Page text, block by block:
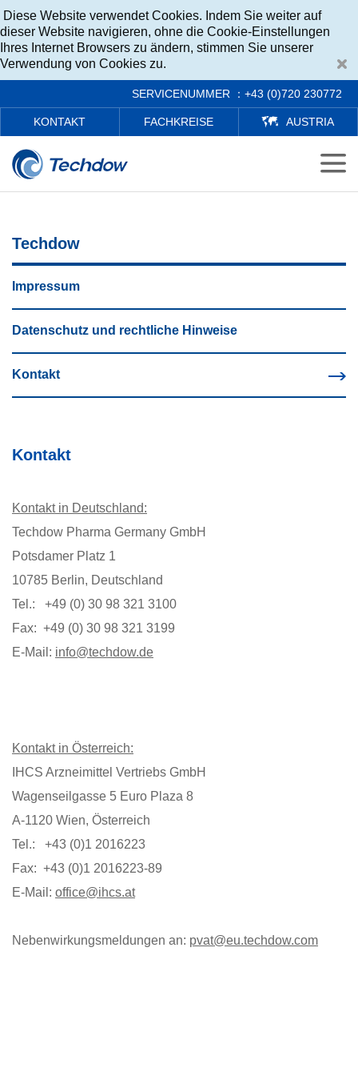
Diese Website verwendet Cookies. Indem Sie weiter auf
dieser Website navigieren, ohne die Cookie-Einstellungen
Ihres Internet Browsers zu ändern, stimmen Sie unserer
Verwendung von Cookies zu.
SERVICENUMMER ：+43 (0)720 230772
KONTAKT FACHKREISE AUSTRIA
Techdow
Impressum
Datenschutz und rechtliche Hinweise
Kontakt
Kontakt
Kontakt in Deutschland:
Techdow Pharma Germany GmbH
Potsdamer Platz 1
10785 Berlin, Deutschland
Tel.: +49 (0) 30 98 321 3100
Fax: +49 (0) 30 98 321 3199
E-Mail: info@techdow.de
Kontakt in Österreich:
IHCS Arzneimittel Vertriebs GmbH
Wagenseilgasse 5 Euro Plaza 8
A-1120 Wien, Österreich
Tel.: +43 (0)1 2016223
Fax: +43 (0)1 2016223-89
E-Mail: office@ihcs.at
Nebenwirkungsmeldungen an: pvat@eu.techdow.com